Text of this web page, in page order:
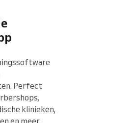
Perfect
klinieken,
en meer.